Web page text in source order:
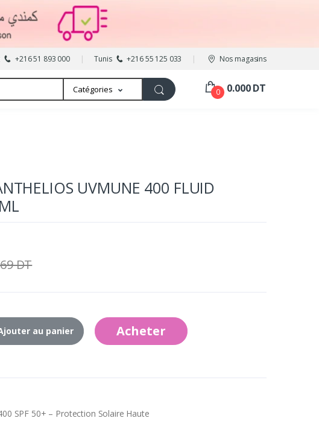
+216 51 893 000 Tunis +216 55 125 033 Nos magasins
Catégories 0 0.000 DT
UVMUNE 400 FLUID
DT
au panier
Acheter
SPF 50+ – Protection Solaire Haute